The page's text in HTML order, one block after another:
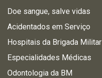
Doe sangue, salve vidas
Acidentados em Serviço
Hospitais da Brigada Militar
Especialidades Médicas
Odontologia da BM